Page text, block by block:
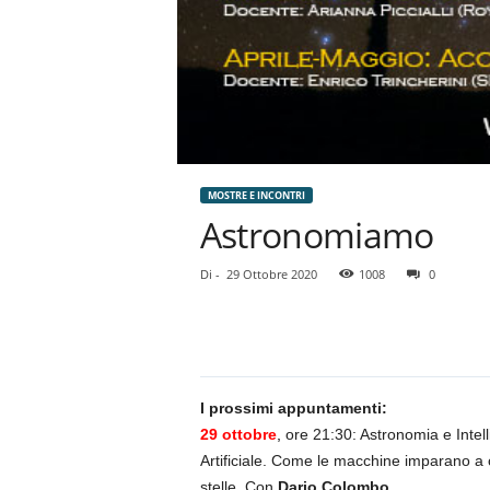
MOSTRE E INCONTRI
Astronomiamo
Di - 29 Ottobre 2020 1008 0
I prossimi appuntamenti:
29 ottobre, ore 21:30: Astronomia e
Artificiale. Come le macchine imparano a
stelle. Con Dario Colombo